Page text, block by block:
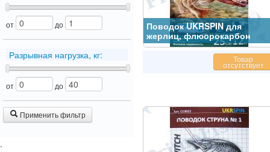
от до
Разрывная нагрузка, кг:
от до
Применить фильтр
.
Поводок UKRSPIN для
жерлиц, флюорокарбон
Товар
отсутствует